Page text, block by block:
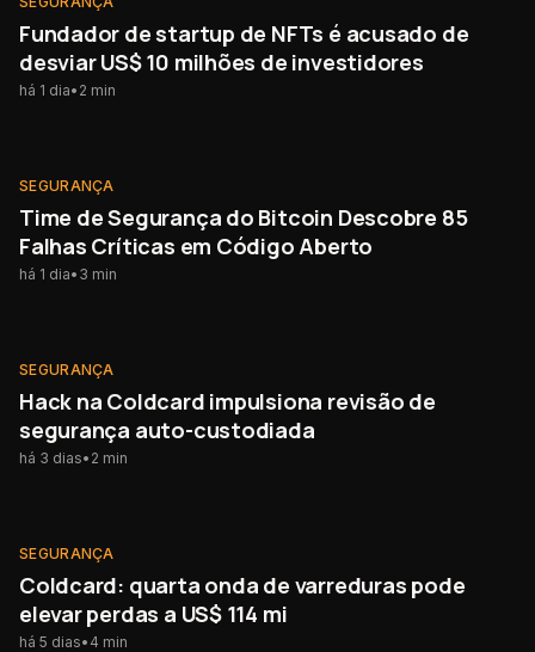
Fundador de startup de NFTs é acusado de
desviar US$ 10 milhões de investidores
há 1 dia• 2 min
SEGURANÇA
SEGURANÇA
Time de Segurança do Bitcoin Descobre 85
Falhas Críticas em Código Aberto
há 1 dia• 3 min
SEGURANÇA
SEGURANÇA
Hack na Coldcard impulsiona revisão de
segurança auto-custodiada
há 3 dias• 2 min
SEGURANÇA
SEGURANÇA
Coldcard: quarta onda de varreduras pode
elevar perdas a US$ 114 mi
há 5 dias• 4 min